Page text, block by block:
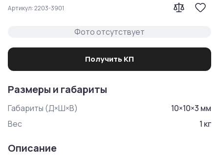
Артикул:2203-3901
Фото отсутствует
Получить КП
Размеры и габариты
Габариты (Д×Ш×В) 10×10×3 мм
Вес
1 кг
Описание